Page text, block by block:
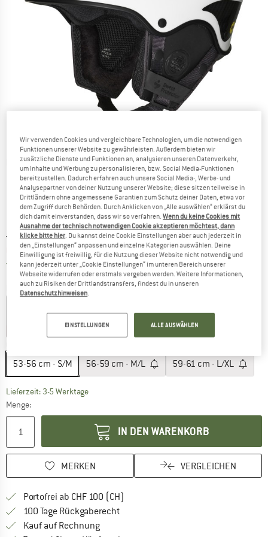
Detailansichten
Ursprünglicher Preis :
CHF648.95
Preis:
CHF584.06 inkl. MwSt., zollfreie Lieferung
Versandkostenfrei(CH)Schweiz. Informationen zu den
Farbe:Gloss White
53-56 cm - S/M 56-59 cm - M/L 59-61 cm - L/XL
Lieferzeit: 3-5 WerktageDer Link öffnet sich in einer Infobox und
Menge:
IN DEN WARENKORB
MERKEN VERGLEICHEN
Portofrei ab CHF 100 (CH)
100 Tage Rückgaberecht
Kauf auf RechnungFinde die Zahlungs-Infos hier! Öffnet
Wir verwenden Cookies und vergleichbare Technologien, um die notwendigen
Funktionen unserer Website zu gewährleisten. Außerdem bieten wir
zusätzliche Dienste und Funktionen an, analysieren unseren Datenverkehr,
um Inhalte und Werbung zu personalisieren, bzw. Social Media-Funktionen
bereitzustellen. Dadurch erfahren auch unsere Social Media-, Werbe- und
Analysepartner von deiner Nutzung unserer Website; diese sitzen teilweise in
Drittländern ohne angemessene Garantien zum Schutz deiner Daten, etwa vor
dem Zugriff durch Behörden. Durch Anklicken von „Alle auswählen“ erklärst du
dich damit einverstanden, dass wir so verfahren.Wenn du keine Cookies mit
Ausnahme der technisch notwendigen Cookie akzeptieren möchtest, dann
klicke bitte hier. Du kannst deine Cookie Einstellungen aber auch jederzeit in
den „Einstellungen“ anpassen und einzelne Kategorien auswählen. Deine
Einwilligung ist freiwillig, für die Nutzung dieser Website nicht notwendig und
kann jederzeit unter „Cookie Einstellungen“ im unteren Bereich unserer
Webseite widerrufen oder erstmals vergeben werden. Weitere Informationen,
auch zu Risiken der Drittlandstransfers, findest du in unseren
Datenschutzhinweisen.
EINSTELLUNGEN ALLE AUSWÄHLEN